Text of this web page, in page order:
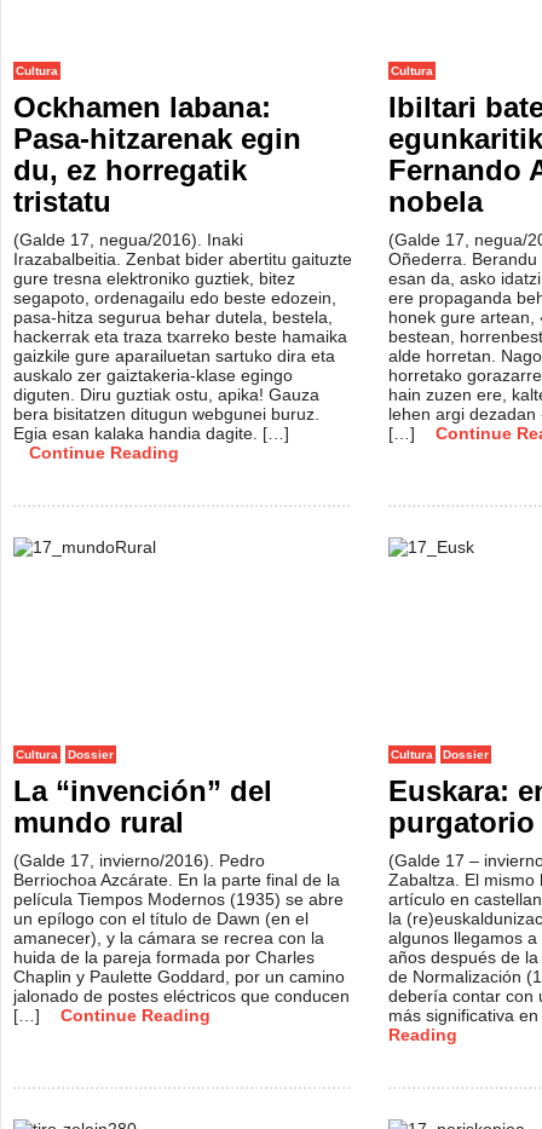
Cultura
Ockhamen labana:
Pasa-hitzarenak egin
du, ez horregatik
tristatu
(Galde 17, negua/2016). Inaki
Irazabalbeitia. Zenbat bider abertitu gaituzte
gure tresna elektroniko guztiek, bitez
segapoto, ordenagailu edo beste edozein,
pasa-hitza segurua behar dutela, bestela,
hackerrak eta traza txarreko beste hamaika
gaizkile gure aparailuetan sartuko dira eta
auskalo zer gaiztakeria-klase egingo
diguten. Diru guztiak ostu, apika! Gauza
bera bisitatzen ditugun webgunei buruz.
Egia esan kalaka handia dagite. […]
Continue Reading
Cultura
Ibiltari
Fernando
nobela
(Galde 17, negua/
Oñederra.
esan da, asko
ere propaganda
honek gure artean,
bestean,
alde horretan.
horretako
hain zuzen ere,
lehen argi
[…]
Continue
Cultura Dossier
La “invención” del
mundo rural
(Galde 17, invierno/2016). Pedro
Berriochoa Azcárate. En la parte final de la
película Tiempos Modernos (1935) se abre
un epílogo con el título de Dawn (en el
amanecer), y la cámara se recrea con la
huida de la pareja formada por Charles
Chaplin y Paulette Goddard, por un camino
jalonado de postes eléctricos que conducen
[…]
Continue Reading
Cultura Dossier
Euskara:
(Galde 17 –
Zabaltza. El mismo
artículo en
la
algunos llegamos
años después de
de Normalización
debería contar con
más significativa
Reading